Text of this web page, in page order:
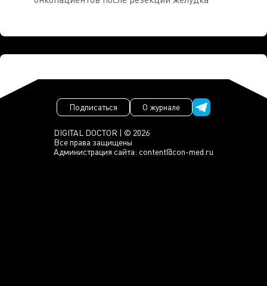
DIGITAL DOCTOR | © 2026
Все права защищены
Администрация сайта: content@con-med.ru
Подписаться О журнале